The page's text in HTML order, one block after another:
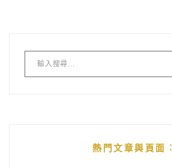
熱門文章與頁面︰